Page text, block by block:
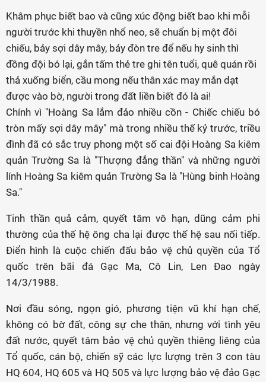
Khâm phục biết bao và cũng xúc động biết bao khi mỗi
người trước khi thuyền nhổ neo, sẽ chuẩn bị một đôi
chiếu, bảy sợi dây mây, bảy đòn tre để nếu hy sinh thì
đồng đội bó lại, gắn tấm thẻ tre ghi tên tuổi, quê quán rồi
thả xuống biển, cầu mong nếu thân xác may mắn dạt
được vào bờ, người trong đất liền biết đó là ai!
Chính vì "Hoàng Sa lắm đảo nhiều cồn - Chiếc chiếu bó
tròn mấy sợi dây mây" mà trong nhiều thế kỷ trước, triều
đình đã có sắc truy phong một số cai đội Hoàng Sa kiêm
quản Trường Sa là "Thượng đẳng thần" và những người
lính Hoàng Sa kiêm quản Trường Sa là "Hùng binh Hoàng
Sa."
Tinh thần quả cảm, quyết tâm vô hạn, dũng cảm phi
thường của thế hệ ông cha lại được thế hệ sau nối tiếp.
Điển hình là cuộc chiến đấu bảo vệ chủ quyền của Tổ
quốc trên bãi đá Gạc Ma, Cô Lin, Len Đao ngày
14/3/1988.
Nơi đầu sóng, ngọn gió, phương tiện vũ khí hạn chế,
không có bờ đất, công sự che thân, nhưng với tình yêu
đất nước, quyết tâm bảo vệ chủ quyền thiêng liêng của
Tổ quốc, cán bộ, chiến sỹ các lực lượng trên 3 con tàu
HQ 604, HQ 605 và HQ 505 và lực lượng bảo vệ đảo Gạc